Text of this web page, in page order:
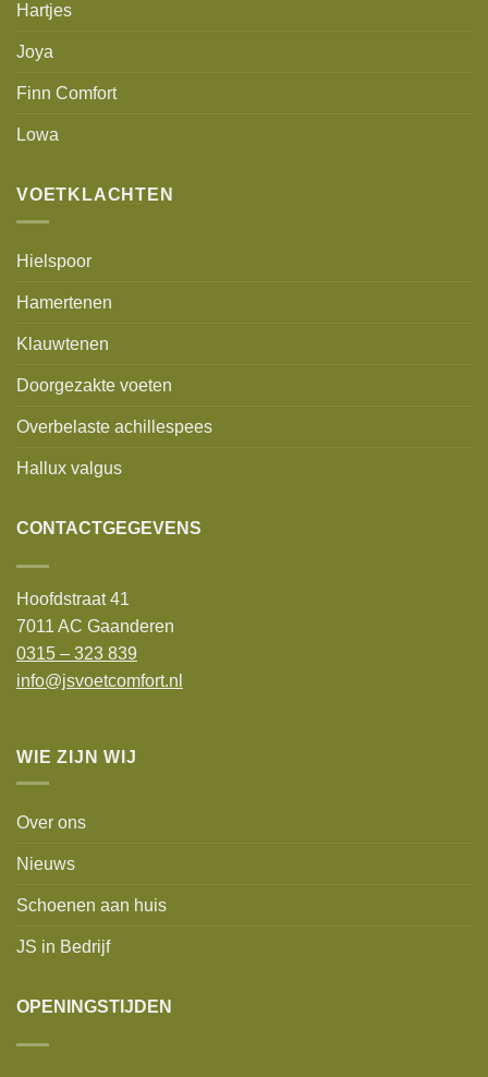
Hartjes
Joya
Finn Comfort
Lowa
VOETKLACHTEN
Hielspoor
Hamertenen
Klauwtenen
Doorgezakte voeten
Overbelaste achillespees
Hallux valgus
CONTACTGEGEVENS
Hoofdstraat 41
7011 AC Gaanderen
0315 – 323 839
info@jsvoetcomfort.nl
WIE ZIJN WIJ
Over ons
Nieuws
Schoenen aan huis
JS in Bedrijf
OPENINGSTIJDEN